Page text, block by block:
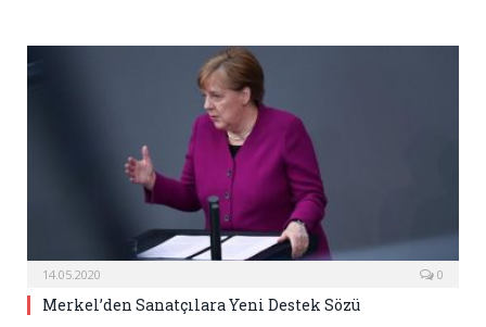
14.05.2020 0
Merkel’den Sanatçılara Yeni Destek Sözü